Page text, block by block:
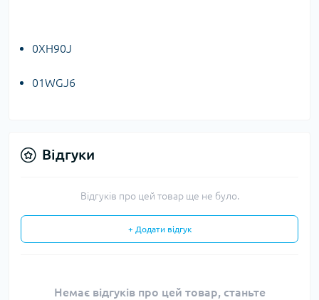
0XH90J
01WGJ6
Відгуки
Відгуків про цей товар ще не було.
+ Додати відгук
Немає відгуків про цей товар, станьте